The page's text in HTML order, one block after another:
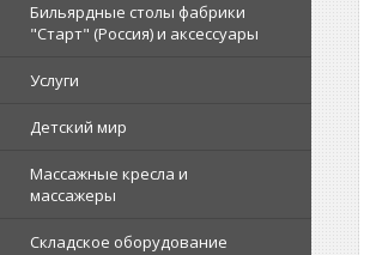
Бильярдные столы фабрики
"Cтарт" (Россия) и аксессуары
Услуги
Детский мир
Массажные кресла и
массажеры
Складское оборудование